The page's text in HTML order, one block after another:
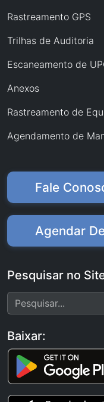
Rastreamento GPS
Trilhas de Auditoria
Escaneamento de
Anexos
Rastreamento de
Agendamento de
Fale
Agendar
Pesquisar no
Baixar: